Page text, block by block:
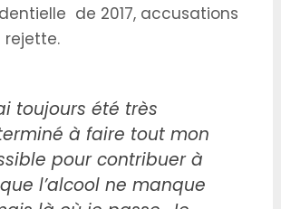
de 2017, accusations
rejette.
toujours été très
à faire tout mon
pour contribuer à
l’alcool ne manque